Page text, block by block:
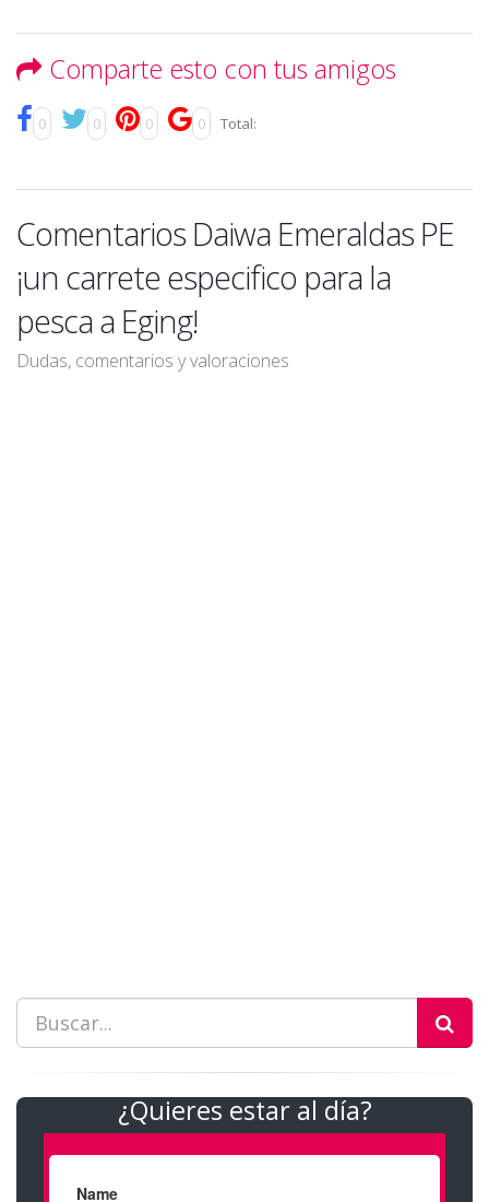
Comparte esto con tus amigos
0 0 0 0 Total:
Comentarios Daiwa Emeraldas PE
¡un carrete especifico para la
pesca a Eging!
Dudas, comentarios y valoraciones
¿Quieres estar al día?